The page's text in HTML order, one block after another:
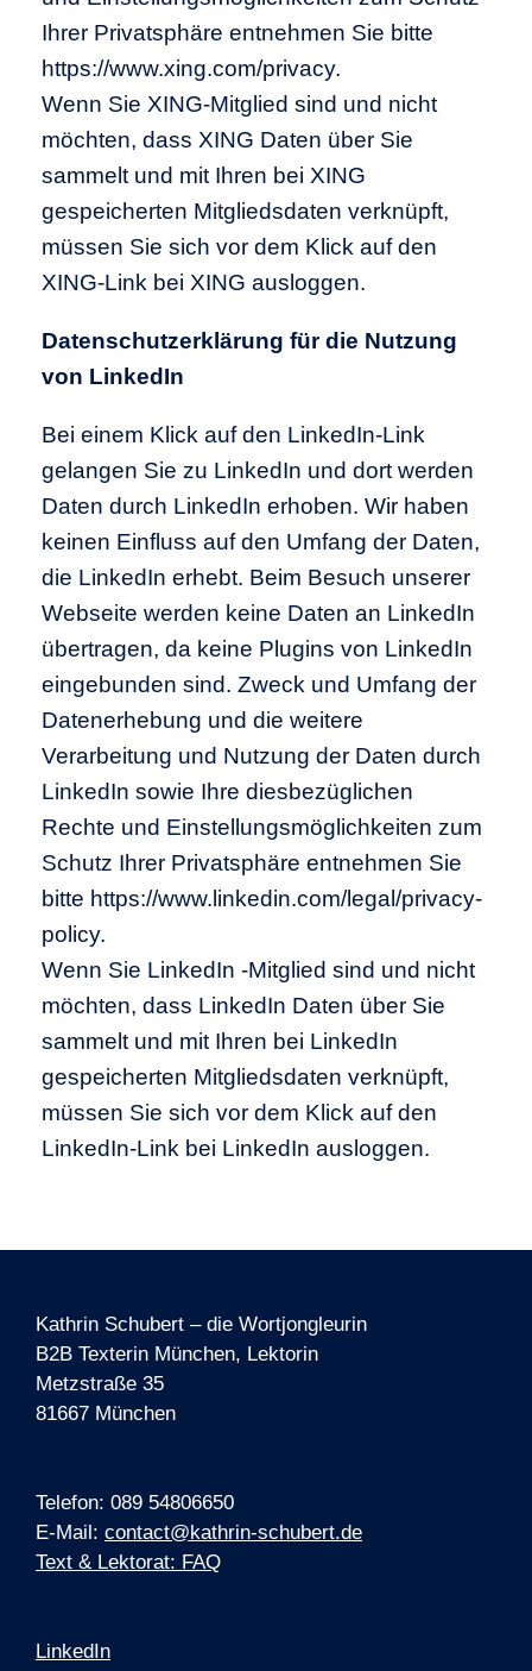
Ihrer Privatsphäre entnehmen Sie bitte
https://www.xing.com/privacy.
Wenn Sie XING-Mitglied sind und nicht
möchten, dass XING Daten über Sie
sammelt und mit Ihren bei XING
gespeicherten Mitgliedsdaten verknüpft,
müssen Sie sich vor dem Klick auf den
XING-Link bei XING ausloggen.
Datenschutzerklärung für die Nutzung
von LinkedIn
Bei einem Klick auf den LinkedIn-Link
gelangen Sie zu LinkedIn und dort werden
Daten durch LinkedIn erhoben. Wir haben
keinen Einfluss auf den Umfang der Daten,
die LinkedIn erhebt. Beim Besuch unserer
Webseite werden keine Daten an LinkedIn
übertragen, da keine Plugins von LinkedIn
eingebunden sind. Zweck und Umfang der
Datenerhebung und die weitere
Verarbeitung und Nutzung der Daten durch
LinkedIn sowie Ihre diesbezüglichen
Rechte und Einstellungsmöglichkeiten zum
Schutz Ihrer Privatsphäre entnehmen Sie
bitte https://www.linkedin.com/legal/privacy-
policy.
Wenn Sie LinkedIn -Mitglied sind und nicht
möchten, dass LinkedIn Daten über Sie
sammelt und mit Ihren bei LinkedIn
gespeicherten Mitgliedsdaten verknüpft,
müssen Sie sich vor dem Klick auf den
LinkedIn-Link bei LinkedIn ausloggen.
Kathrin Schubert – die Wortjongleurin
B2B Texterin München, Lektorin
Metzstraße 35
81667 München
Telefon: 089 54806650
E-Mail: contact@kathrin-schubert.de
Text & Lektorat: FAQ
LinkedIn